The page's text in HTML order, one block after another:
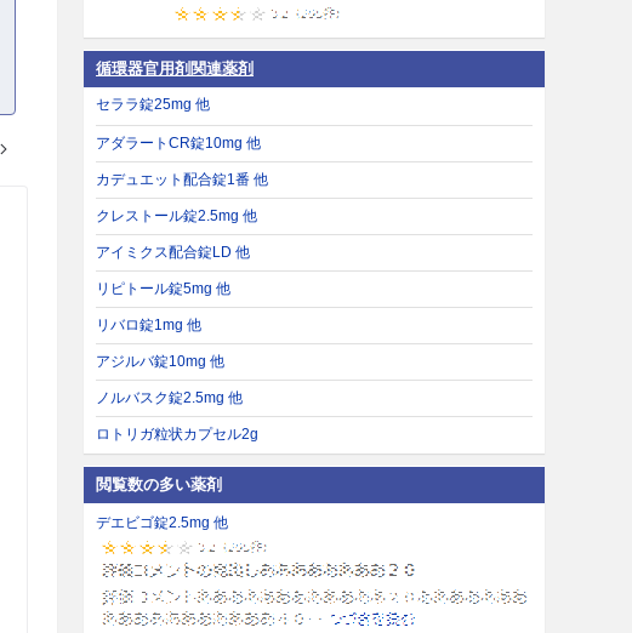
循環器官用剤関連薬剤
セララ錠25mg 他
アダラートCR錠10mg 他
カデュエット配合錠1番 他
クレストール錠2.5mg 他
アイミクス配合錠LD 他
リピトール錠5mg 他
リバロ錠1mg 他
アジルバ錠10mg 他
ノルバスク錠2.5mg 他
ロトリガ粒状カプセル2g
閲覧数の多い薬剤
デエビゴ錠2.5mg 他